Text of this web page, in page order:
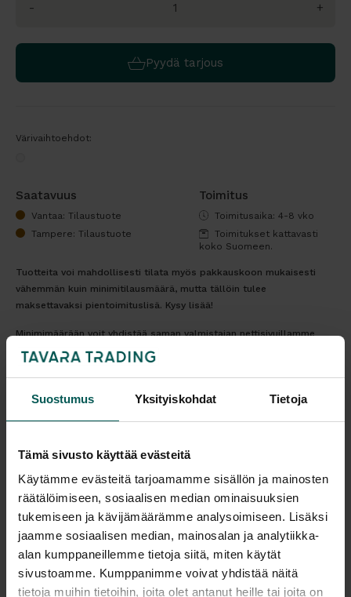
Suostumus Yksityiskohdat Tietoja
Tämä sivusto käyttää evästeitä
Käytämme evästeitä tarjoamamme sisällön ja mainosten
räätälöimiseen, sosiaalisen median ominaisuuksien
tukemiseen ja kävijämäärämme analysoimiseen. Lisäksi
jaamme sosiaalisen median, mainosalan ja analytiikka-
alan kumppaneillemme tietoja siitä, miten käytät
sivustoamme. Kumppanimme voivat yhdistää näitä
tietoja muihin tietoihin, joita olet antanut heille tai joita on
- +
Pyydä tarjous
Värivaihtoehdot:
Saatavuus
Vantaa: Tilaustuote
Tampere: Tilaustuote
Toimitus
Toimitusaika: 4-8 vko
Toimitukset kattavasti
koko Suomeen.
Tuotteita voi mahdollisesti tilata myös pakkauskoon mukaisesti
vähemmän kuin minimitilausmäärä, mutta tällöin tulee
maksettavaksi pientoimituslisä. Kysy lisää!
Minimimäärään voit yhdistää saman valmistajan nettisivuillamme
olevia tuotteita tai muita valmistajan valikoimassa olevia tuotteita.
Muut tuotteet löydät kirjoittamalla "Mitä etsit"-kohtaan valmistajan
nimen ja koko valikoiman valmistajan omilta nettisivuilta.
Tulosta tuotekortti
Kaikki valmistajan tuotteet tilattavissa kauttamme.
Tuotekuvaus